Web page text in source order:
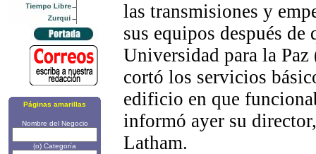
Páginas amarillas
Nombre del Negocio
(o) Categoría
las transmisiones y
sus equipos después de
Universidad para la
cortó los servicios
edificio en que
informó ayer su
Latham.